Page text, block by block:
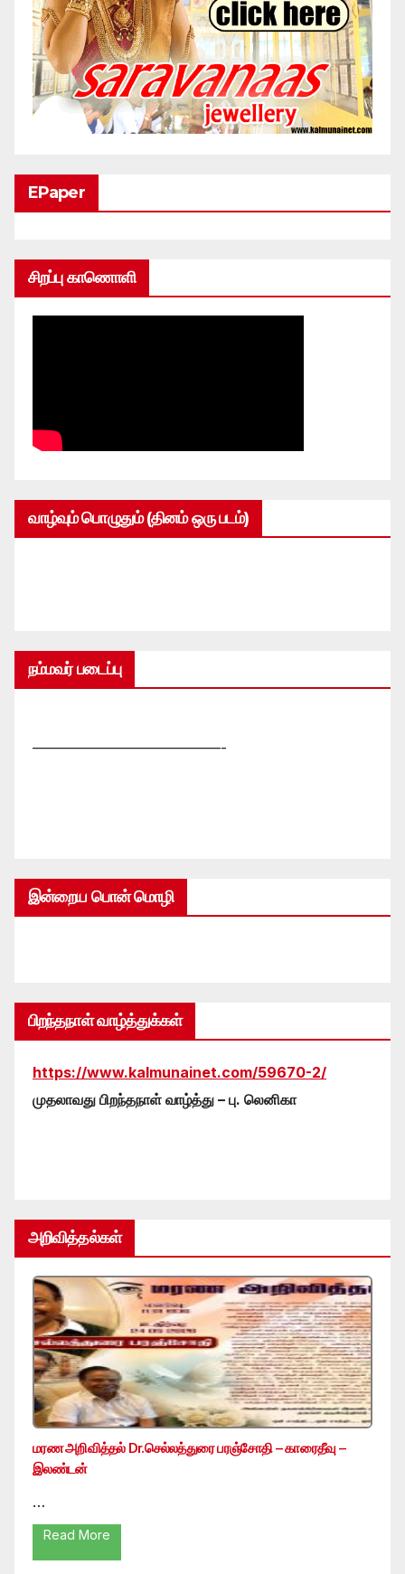
EPaper
சிறப்பு காணொளி
வாழ்வும் பொழுதும் (தினம் ஒரு படம்)
நம்மவர் படைப்பு
—————————————-
இன்றைய பொன் மொழி
பிறந்தநாள் வாழ்த்துக்கள்
https://www.kalmunainet.com/59670-2/
முதலாவது பிறந்தநாள் வாழ்த்து – பு. லெனிகா
அறிவித்தல்கள்
மரண அறிவித்தல் Dr.செல்லத்துரை பரஞ்சோதி – காரைதீவு –
இலண்டன்
…
Read More